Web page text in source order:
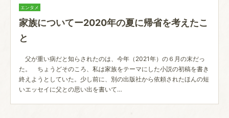
エンタメ
家族についてー2020年の夏に帰省を考えたこ
と
父が重い病だと知らされたのは、今年（2021年）の６月の末だっ
た。 ちょうどそのころ、私は家族をテーマにした小説の初稿を書き
終えようとしていた。少し前に、別の出版社から依頼されたほんの短
いエッセイに父との思い出を書いて…